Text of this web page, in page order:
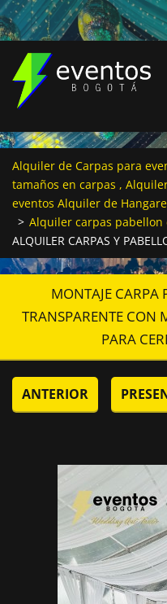
Alquiler de Carpas para
tamaños en carpas ,
eventos Alquiler de
> Alquiler carpas pabellon
ALQUILER CARPAS Y
MONTAJE CARPA
TRANSPARENTE CON
PARA
ANTERIOR